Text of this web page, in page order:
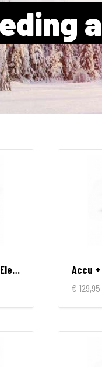
Accu + Lader 12V 3A Ion/Electron/Progress/Unite
€ 129,95